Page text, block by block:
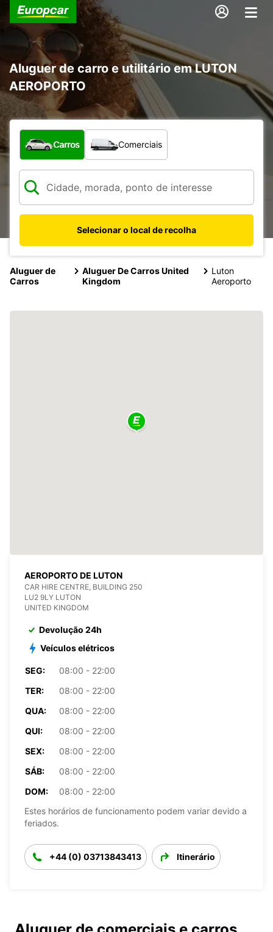
Aluguer de carro e utilitário em LUTON
AEROPORTO
Que tipo de veículo pretende?
Carros Comerciais
Selecionar o local de recolha
Aluguer de
Carros
Aluguer De Carros United
Kingdom
Luton
Aeroporto
AEROPORTO DE LUTON
CAR HIRE CENTRE, BUILDING 250
LU2 9LY LUTON
UNITED KINGDOM
Devolução 24h
Veículos elétricos
SEG:
08:00 - 22:00
TER:
08:00 - 22:00
QUA:
08:00 - 22:00
QUI:
08:00 - 22:00
SEX:
08:00 - 22:00
SÁB:
08:00 - 22:00
DOM:
08:00 - 22:00
Estes horários de funcionamento podem variar devido a
feriados.
+44 (0) 03713843413 Itinerário